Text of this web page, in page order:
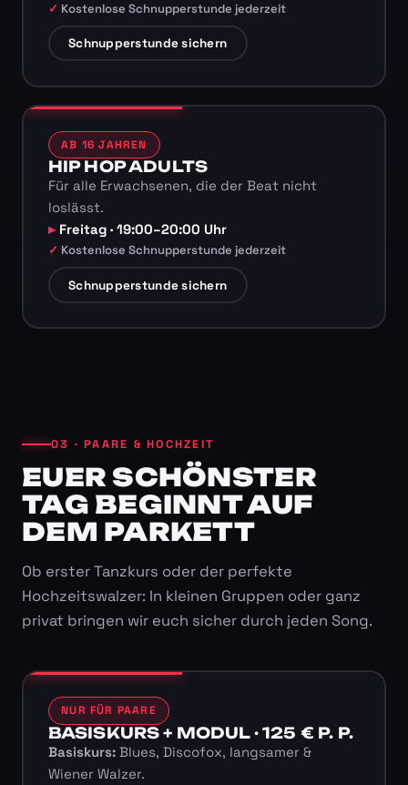
Kostenlose Schnupperstunde jederzeit
Schnupperstunde sichern
AB 16 JAHREN
HIP HOP ADULTS
Für alle Erwachsenen, die der Beat nicht
loslässt.
Freitag · 19:00–20:00 Uhr
Kostenlose Schnupperstunde jederzeit
Schnupperstunde sichern
03 · PAARE & HOCHZEIT
EUER SCHÖNSTER
TAG BEGINNT AUF
DEM PARKETT
Ob erster Tanzkurs oder der perfekte
Hochzeitswalzer: In kleinen Gruppen oder ganz
privat bringen wir euch sicher durch jeden Song.
NUR FÜR PAARE
BASISKURS + MODUL · 125 € P. P.
Basiskurs:Blues, Discofox, langsamer &
Wiener Walzer.